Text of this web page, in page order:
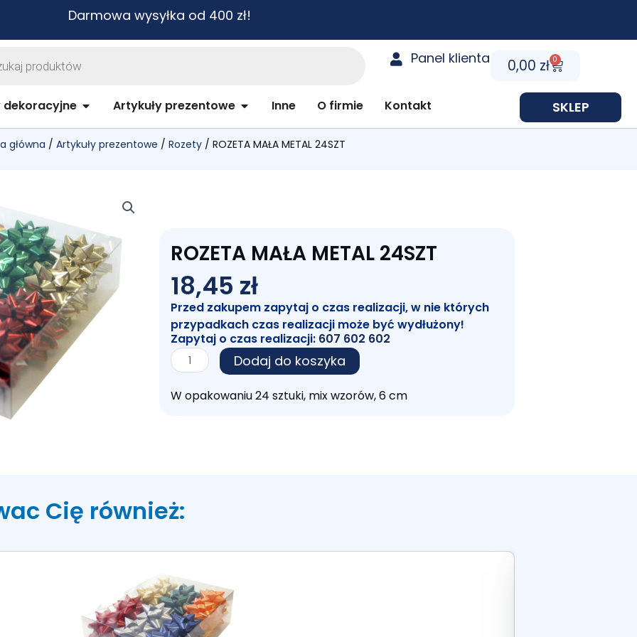
Darmowa wysyłka od 400 zł!
Panel klienta 0,00 zł 0
Cart
i szkolne
dekoracyjne Open Artykuły dekoracyjne
Artykuły prezentowe Open Artykuły prezentowe
Inne O firmie Kontakt SKLEP
główna / Artykuły prezentowe / Rozety/ ROZETA MAŁA METAL 24SZT
ROZETA MAŁA METAL 24SZT
18,45 zł
Przed zakupem zapytaj o czas realizacji, w nie których
przypadkach czas realizacji może być wydłużony!
Zapytaj o czas realizacji: 607 602 602
ilość
ROZETA
MAŁA
METAL
Dodaj do koszyka
W opakowaniu 24 sztuki, mix wzorów, 6 cm
Cię również: